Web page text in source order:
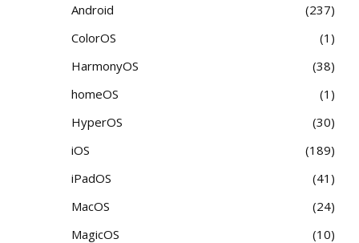
Android
237
ColorOS
1
HarmonyOS
38
homeOS
1
HyperOS
30
iOS
189
iPadOS
41
MacOS
24
MagicOS
10